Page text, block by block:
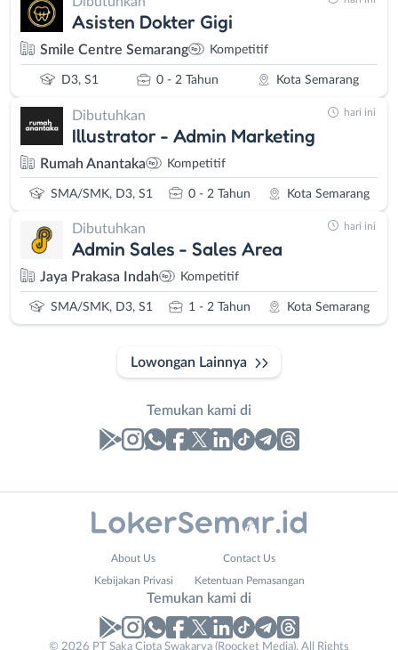
Asisten Dokter Gigi
Smile Centre Semarang Kompetitif
D3, S1 0 - 2 Tahun Kota Semarang
Dibutuhkan
Illustrator - Admin Marketing
Rumah Anantaka Kompetitif
SMA/SMK, D3, S1 0 - 2 Tahun Kota Semarang
hari ini
Dibutuhkan
Admin Sales - Sales Area
Jaya Prakasa Indah Kompetitif
SMA/SMK, D3, S1 1 - 2 Tahun Kota Semarang
hari ini
Lowongan Lainnya
Temukan kami di
About Us Contact Us
Kebijakan Privasi Ketentuan Pemasangan
Temukan kami di
© 2026 PT Saka Cipta Swakarya (Roocket Media). All Rights